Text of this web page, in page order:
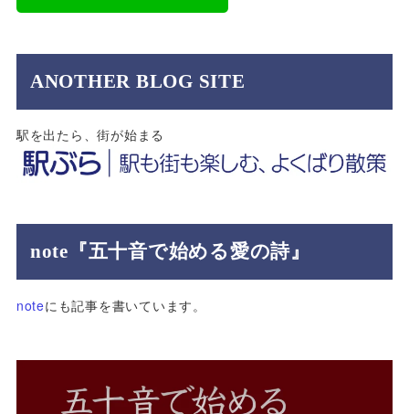
ANOTHER BLOG SITE
駅を出たら、街が始まる
note『五十音で始める愛の詩』
noteにも記事を書いています。